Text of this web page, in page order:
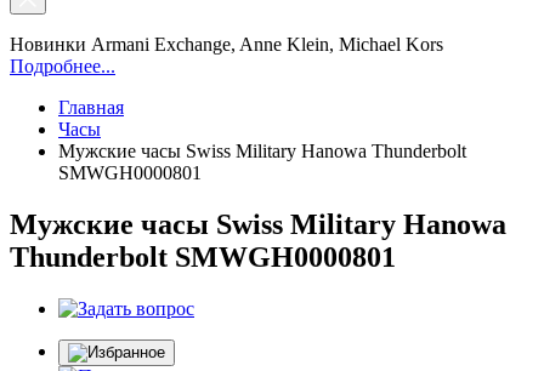
Новинки Armani Exchange, Anne Klein, Michael Kors
Подробнее...
Главная
Часы
Мужские часы Swiss Military Hanowa Thunderbolt
SMWGH0000801
Мужские часы Swiss Military Hanowa
Thunderbolt SMWGH0000801